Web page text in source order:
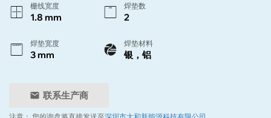
栅线宽度
1.8 mm
焊垫数
2
焊垫宽度
3 mm
焊垫材料
银，铝
联系生产商